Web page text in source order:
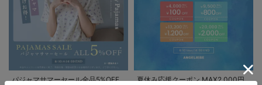
パジャマサマーセール全品5%OFF
夏休み応援クーポン MAX2,000円